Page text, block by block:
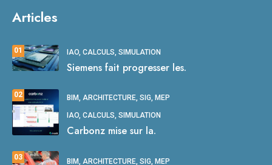
Articles
01 IAO, CALCULS, SIMULATION
Siemens fait progresser les.
02 BIM, ARCHITECTURE, SIG, MEP
IAO, CALCULS, SIMULATION
Carbonz mise sur la.
03 BIM, ARCHITECTURE, SIG, MEP